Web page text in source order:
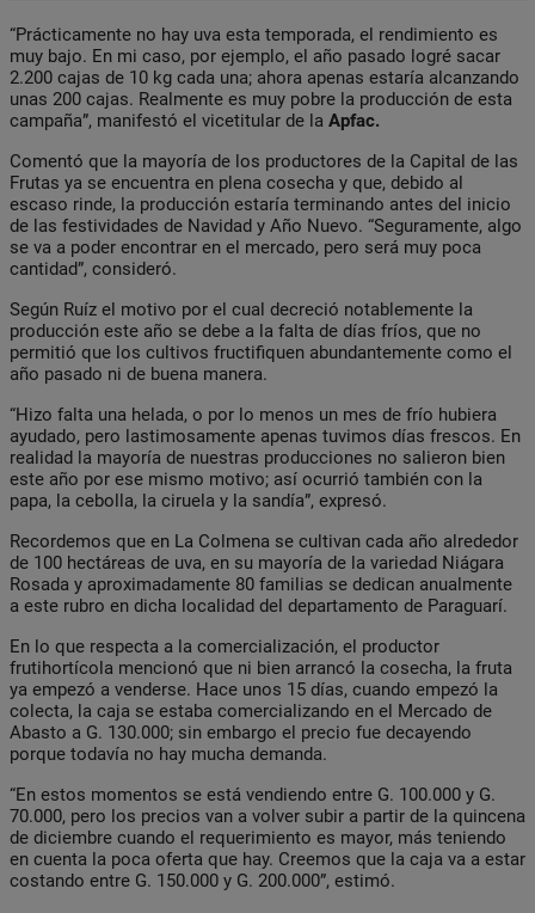
“Prácticamente no hay uva esta temporada, el rendimiento es
muy bajo. En mi caso, por ejemplo, el año pasado logré sacar
2.200 cajas de 10 kg cada una; ahora apenas estaría alcanzando
unas 200 cajas. Realmente es muy pobre la producción de esta
campaña”, manifestó el vicetitular de la Apfac.
Comentó que la mayoría de los productores de la Capital de las
Frutas ya se encuentra en plena cosecha y que, debido al
escaso rinde, la producción estaría terminando antes del inicio
de las festividades de Navidad y Año Nuevo. “Seguramente, algo
se va a poder encontrar en el mercado, pero será muy poca
cantidad”, consideró.
Según Ruíz el motivo por el cual decreció notablemente la
producción este año se debe a la falta de días fríos, que no
permitió que los cultivos fructifiquen abundantemente como el
año pasado ni de buena manera.
“Hizo falta una helada, o por lo menos un mes de frío hubiera
ayudado, pero lastimosamente apenas tuvimos días frescos. En
realidad la mayoría de nuestras producciones no salieron bien
este año por ese mismo motivo; así ocurrió también con la
papa, la cebolla, la ciruela y la sandía”, expresó.
Recordemos que en La Colmena se cultivan cada año alrededor
de 100 hectáreas de uva, en su mayoría de la variedad Niágara
Rosada y aproximadamente 80 familias se dedican anualmente
a este rubro en dicha localidad del departamento de Paraguarí.
En lo que respecta a la comercialización, el productor
frutihortícola mencionó que ni bien arrancó la cosecha, la fruta
ya empezó a venderse. Hace unos 15 días, cuando empezó la
colecta, la caja se estaba comercializando en el Mercado de
Abasto a G. 130.000; sin embargo el precio fue decayendo
porque todavía no hay mucha demanda.
“En estos momentos se está vendiendo entre G. 100.000 y G.
70.000, pero los precios van a volver subir a partir de la quincena
de diciembre cuando el requerimiento es mayor, más teniendo
en cuenta la poca oferta que hay. Creemos que la caja va a estar
costando entre G. 150.000 y G. 200.000”, estimó.